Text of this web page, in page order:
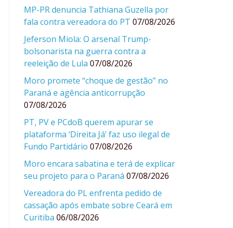
MP-PR denuncia Tathiana Guzella por
fala contra vereadora do PT 07/08/2026
Jeferson Miola: O arsenal Trump-
bolsonarista na guerra contra a
reeleição de Lula 07/08/2026
Moro promete “choque de gestão” no
Paraná e agência anticorrupção
07/08/2026
PT, PV e PCdoB querem apurar se
plataforma ‘Direita Já’ faz uso ilegal de
Fundo Partidário 07/08/2026
Moro encara sabatina e terá de explicar
seu projeto para o Paraná 07/08/2026
Vereadora do PL enfrenta pedido de
cassação após embate sobre Ceará em
Curitiba 06/08/2026